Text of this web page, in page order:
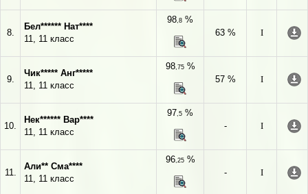
8.
Бел****** Нат****
11, 11 класс
98,8 %
63 %
I
9.
Чик***** Анг*****
11, 11 класс
98,75%
57 %
I
10.
Нек****** Вар****
11, 11 класс
97,5 %
-
I
11.
Али** Сма****
11, 11 класс
96,25%
-
I